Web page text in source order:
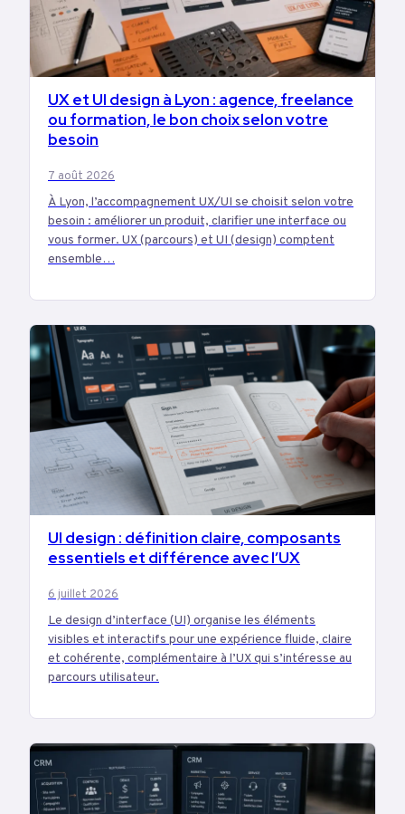
TECH
UX et UI design à Lyon : agence, freelance
ou formation, le bon choix selon votre
besoin
7 août 2026
À Lyon, l’accompagnement UX/UI se choisit selon votre
besoin : améliorer un produit, clarifier une interface ou
vous former. UX (parcours) et UI (design) comptent
ensemble…
TECH
UI design : définition claire, composants
essentiels et différence avec l’UX
6 juillet 2026
Le design d’interface (UI) organise les éléments
visibles et interactifs pour une expérience fluide, claire
et cohérente, complémentaire à l’UX qui s’intéresse au
parcours utilisateur.